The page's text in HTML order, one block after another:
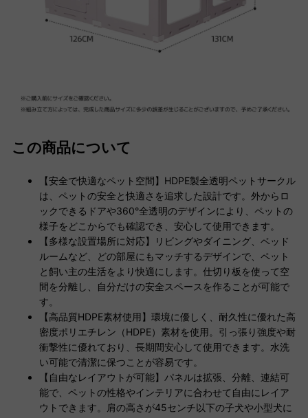
この商品について
【安全で快適なペット空間】HDPE製全透明ペットサークル
は、ペットの安全と快適さを追求した設計です。外からロ
ックできるドアや360°全透明のデザインにより、ペットの
様子をどこからでも確認でき、安心して使用できます。
【多様な設置場所に対応】リビングやダイニング、ベッド
ルームなど、どの部屋にもマッチするデザインで、ペット
と飼い主の生活をより快適にします。仕切り板を使って空
間を分離し、自分だけの安全スペースを作ることが可能で
す。
【高品質HDPE素材使用】環境に優しく、耐久性に優れた高
密度ポリエチレン（HDPE）素材を使用。引っ張り強度や耐
衝撃性に優れており、長期間安心して使用できます。水洗
い可能で清潔に保つことが容易です。
【自由なレイアウトが可能】パネルは拡張、分離、連結可
能で、ペットの性格やインテリアに合わせて自由にレイア
ウトできます。肩の高さが45センチ以下の子犬や小型犬に